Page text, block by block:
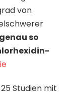
von
genau so
Studien mit